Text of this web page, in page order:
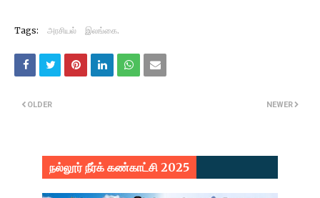
Tags: அரசியல் இலங்கை.
NEWER
OLDER
நல்லூர் நீர்க் கண்காட்சி 2025